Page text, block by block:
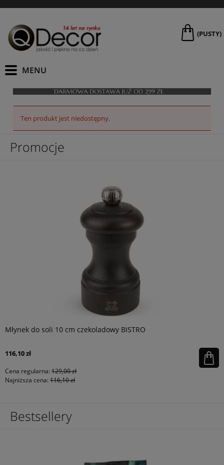
(PUSTY)
Ten produkt jest niedostępny.
Promocje
Młynek do soli 10 cm czekoladowy BISTRO
116,10 zł
Cena regularna: 129,00 zł
Najniższa cena: 116,10 zł
Bestsellery